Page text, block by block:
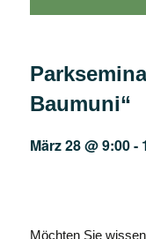
Baumuni“
März 28 @ 9:00-
Möchten Sie